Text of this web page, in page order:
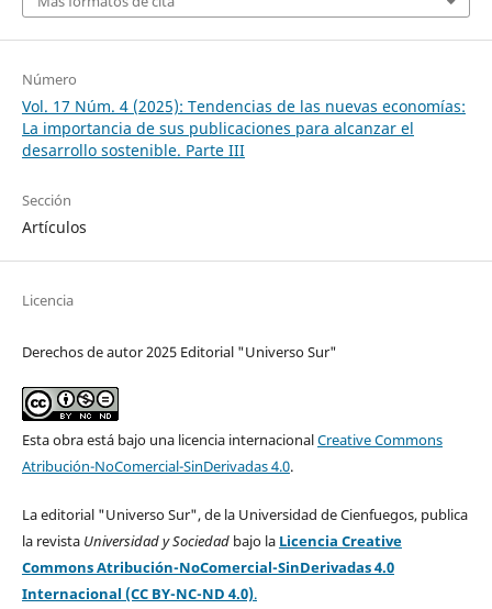
Número
Vol. 17 Núm. 4 (2025): Tendencias de las nuevas economías:
La importancia de sus publicaciones para alcanzar el
desarrollo sostenible. Parte III
Sección
Artículos
Licencia
Derechos de autor 2025 Editorial "Universo Sur"
Esta obra está bajo una licencia internacionalCreative Commons
Atribución-NoComercial-SinDerivadas 4.0.
La editorial "Universo Sur", de la Universidad de Cienfuegos, publica
la revista Universidad y Sociedad bajo la Licencia Creative
Commons Atribución-NoComercial-SinDerivadas 4.0
Internacional (CC BY-NC-ND 4.0).